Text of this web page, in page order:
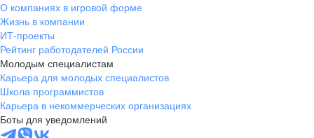
О компаниях в игровой форме
Жизнь в компании
ИТ-проекты
Рейтинг работодателей России
Молодым специалистам
Карьера для молодых специалистов
Школа программистов
Карьера в некоммерческих организациях
Боты для уведомлений